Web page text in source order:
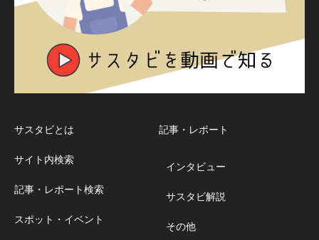
サスタビとは
サイト内検索
記事・レポート検索
スポット・イベント
記事・レポート
インタビュー
サスタビ解説
その他